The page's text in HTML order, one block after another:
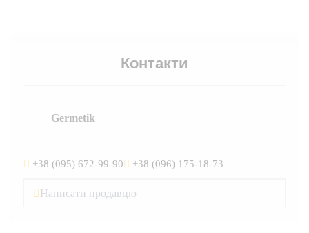
Контакти
Germetik
+38 (095) 672-99-90 +38 (096) 175-18-73
Написати продавцю